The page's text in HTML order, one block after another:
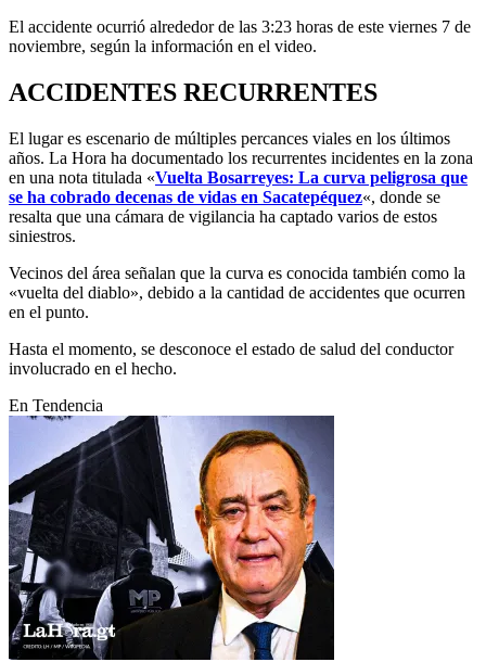
El accidente ocurrió alrededor de las 3:23 horas de este viernes 7 de
noviembre, según la información en el video.
ACCIDENTES RECURRENTES
El lugar es escenario de múltiples percances viales en los últimos
años. La Hora ha documentado los recurrentes incidentes en la zona
en una nota titulada «Vuelta Bosarreyes: La curva peligrosa que
se ha cobrado decenas de vidas en Sacatepéquez«, donde se
resalta que una cámara de vigilancia ha captado varios de estos
siniestros.
Vecinos del área señalan que la curva es conocida también como la
«vuelta del diablo», debido a la cantidad de accidentes que ocurren
en el punto.
Hasta el momento, se desconoce el estado de salud del conductor
involucrado en el hecho.
En Tendencia